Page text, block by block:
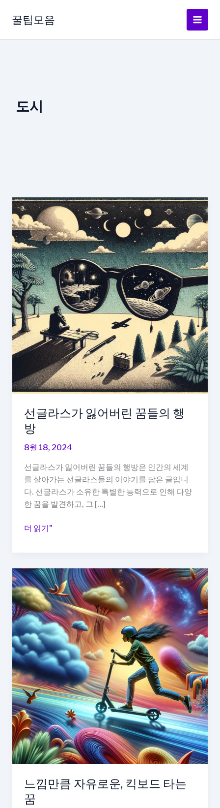
로
꿀팁모음
도시
선글라스가 잃어버린 꿈들의 행
방
8월 18, 2024
선글라스가 잃어버린 꿈들의 행방은 인간의 세계
를 살아가는 선글라스들의 이야기를 담은 글입니
다. 선글라스가 소유한 특별한 능력으로 인해 다양
한 꿈을 발견하고, 그 […]
선
가
잃
어
버
린
꿈
들
의
행
방
더 읽기"
느낌만큼 자유로운, 킥보드 타는
꿈